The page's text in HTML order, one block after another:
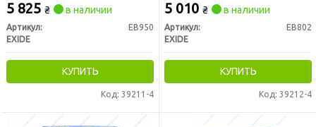
5 825 ₴ в наличии
Артикул:
EB950
EXIDE
КУПИТЬ
Код: 39211-4
5 010 ₴ в наличии
Артикул:
EB802
EXIDE
КУПИТЬ
Код: 39212-4